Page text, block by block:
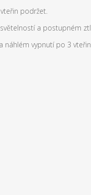
podržet.
a postupném
náhlém vypnutí po 3